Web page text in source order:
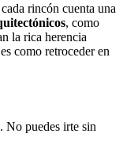
rincón cuenta una
, como
la rica herencia
como retroceder en
No puedes irte sin